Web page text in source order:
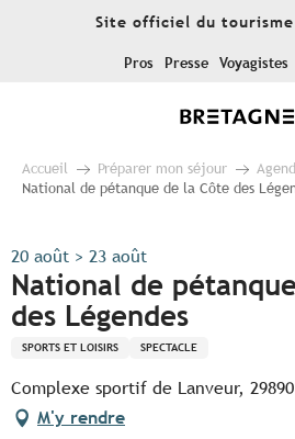
Site officiel du tourisme
Pros Presse Voyagistes
Accueil Préparer mon séjour
National de pétanque de la Côte des
20 août > 23 août
National de
des Légendes
SPORTS ET LOISIRS SPECTACLE
Complexe sportif de Lanveur,
M'y rendre